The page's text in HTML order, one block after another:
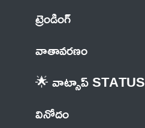
ట్రెండింగ్
వాతావరణం
🌟 వాట్సాప్ STATUS
వినోదం